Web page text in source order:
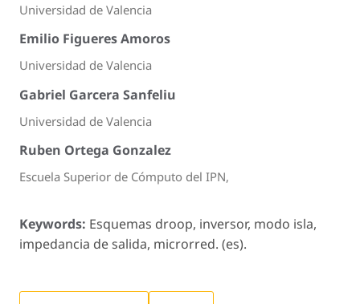
Universidad de Valencia
Emilio Figueres Amoros
Universidad de Valencia
Gabriel Garcera Sanfeliu
Universidad de Valencia
Ruben Ortega Gonzalez
Escuela Superior de Cómputo del IPN,
Keywords: Esquemas droop, inversor, modo isla,
impedancia de salida, microrred. (es).